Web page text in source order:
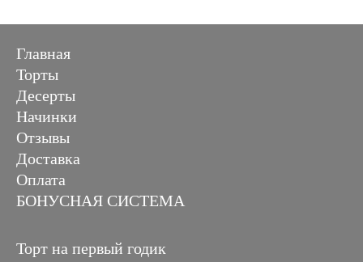
Главная
Торты
Десерты
Начинки
Отзывы
Доставка
Оплата
БОНУСНАЯ СИСТЕМА
Торт на первый годик